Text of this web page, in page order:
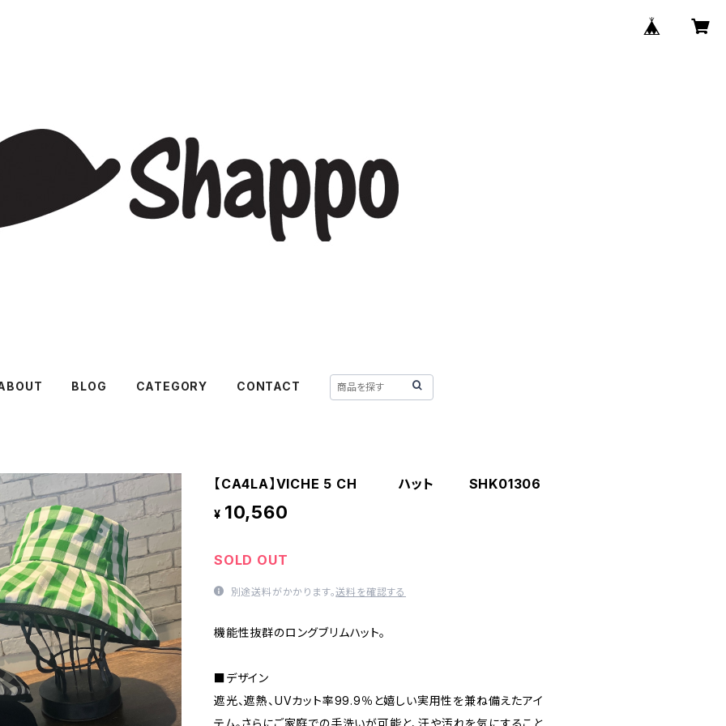
BLOG CATEGORY CONTACT
【CA4LA】VICHE 5 CH ハット SHK01306
¥ 10,560
SOLD OUT
別途送料がかかります。送料を確認する
機能性抜群のロングブリムハット。
■デザイン
遮光、遮熱、UVカット率99.9％と嬉しい実用性を兼ね備えたアイ
テム。さらにご家庭での手洗いが可能と、汗や汚れを気にすること